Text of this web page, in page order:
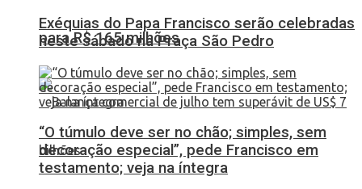
para R$ 165 milhões
Exéquias do Papa Francisco serão celebradas
neste sábado na Praça São Pedro
“O túmulo deve ser no chão; simples, sem
decoração especial”, pede Francisco em
testamento; veja na íntegra